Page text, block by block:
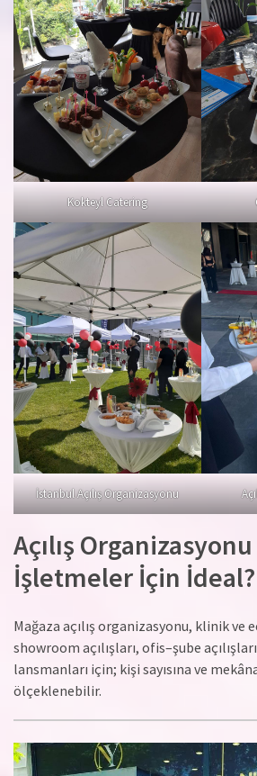
Kokteyl Catering
İstanbul Açılış Organizasyonu
Açılış
İşletmeler İçin İdeal?
Mağaza açılış organizasyonu, klinik ve
showroom açılışları, ofis–şube
lansmanları için; kişi sayısına ve
ölçeklenebilir.